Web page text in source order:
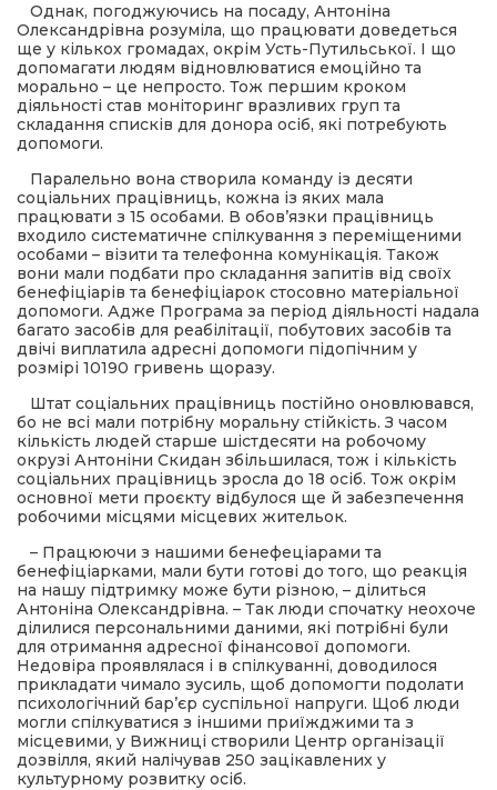
Однак, погоджуючись на посаду, Антоніна
Олександрівна розуміла, що працювати доведеться
ще у кількох громадах, окрім Усть-Путильської. І що
допомагати людям відновлюватися емоційно та
морально – це непросто. Тож першим кроком
діяльності став моніторинг вразливих груп та
складання списків для донора осіб, які потребують
допомоги.
Паралельно вона створила команду із десяти
соціальних працівниць, кожна із яких мала
працювати з 15 особами. В обов’язки працівниць
входило систематичне спілкування з переміщеними
особами – візити та телефонна комунікація. Також
вони мали подбати про складання запитів від своїх
бенефіціарів та бенефіціарок стосовно матеріальної
допомоги. Адже Програма за період діяльності надала
багато засобів для реабілітації, побутових засобів та
двічі виплатила адресні допомоги підопічним у
розмірі 10190 гривень щоразу.
Штат соціальних працівниць постійно оновлювався,
бо не всі мали потрібну моральну стійкість. З часом
кількість людей старше шістдесяти на робочому
окрузі Антоніни Скидан збільшилася, тож і кількість
соціальних працівниць зросла до 18 осіб. Тож окрім
основної мети проєкту відбулося ще й забезпечення
робочими місцями місцевих жительок.
– Працюючи з нашими бенефеціарами та
бенефіціарками, мали бути готові до того, що реакція
на нашу підтримку може бути різною, – ділиться
Антоніна Олександрівна. – Так люди спочатку неохоче
ділилися персональними даними, які потрібні були
для отримання адресної фінансової допомоги.
Недовіра проявлялася і в спілкуванні, доводилося
прикладати чимало зусиль, щоб допомогти подолати
психологічний бар’єр суспільної напруги. Щоб люди
могли спілкуватися з іншими приїжджими та з
місцевими, у Вижниці створили Центр організації
дозвілля, який налічував 250 зацікавлених у
культурному розвитку осіб.